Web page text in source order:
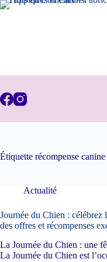
Passer
Étiquette récompense canine
Actualité
Journée du Chien : célébrez
des offres et récompenses
La Journée du Chien : une
La Journée du Chien est